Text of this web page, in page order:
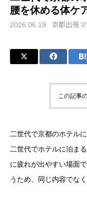
腰を休める体ケ
2026.06.19 京都出張
この記事
二世代で京都のホテル
二世代でホテルに泊ま
に疲れが出やすい場面
うため、同じ内容でな